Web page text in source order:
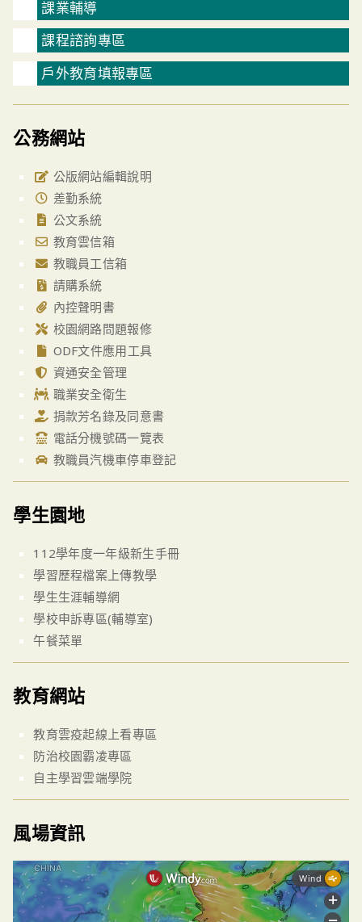
課業輔導
課程諮詢專區
戶外教育填報專區
公務網站
公版網站編輯說明
差勤系統
公文系統
教育雲信箱
教職員工信箱
請購系統
內控聲明書
校園網路問題報修
ODF文件應用工具
資通安全管理
職業安全衛生
捐款芳名錄及同意書
電話分機號碼一覽表
教職員汽機車停車登記
學生園地
112學年度一年級新生手冊
學習歷程檔案上傳教學
學生生涯輔導網
學校申訴專區(輔導室)
午餐菜單
教育網站
教育雲疫起線上看專區
防治校園霸凌專區
自主學習雲端學院
風場資訊